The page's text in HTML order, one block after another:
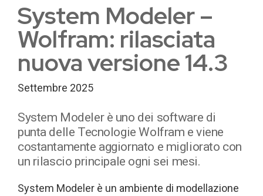
System Modeler –
Wolfram: rilasciata
nuova versione 14.3
Settembre 2025
System Modeler è uno dei software di
punta delle Tecnologie Wolfram e viene
costantamente aggiornato e migliorato con
un rilascio principale ogni sei mesi.
System Modeler è un ambiente di modellazione